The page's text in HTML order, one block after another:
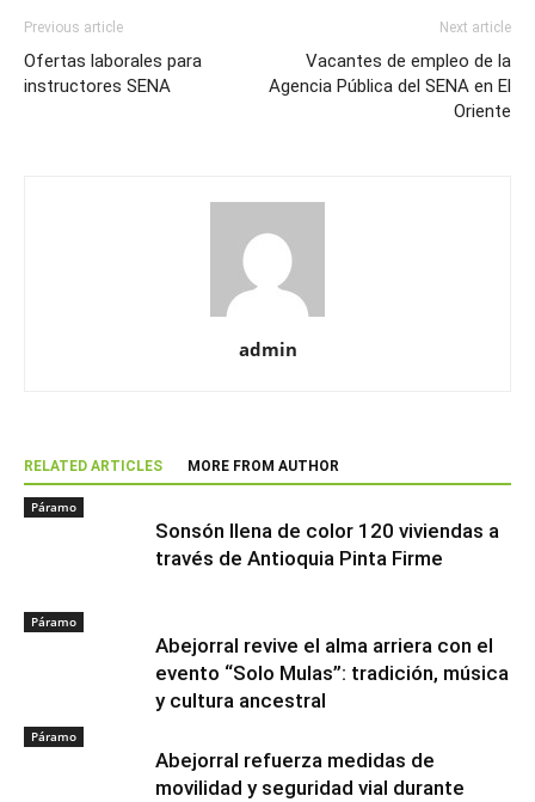
Previous article
Ofertas laborales para
instructores SENA
Next article
Vacantes de empleo de la
Agencia Pública del SENA en El
Oriente
admin
RELATED ARTICLES MORE FROM AUTHOR
Páramo
Sonsón llena de color 120 viviendas a
través de Antioquia Pinta Firme
Páramo
Abejorral revive el alma arriera con el
evento “Solo Mulas”: tradición, música
y cultura ancestral
Páramo
Abejorral refuerza medidas de
movilidad y seguridad vial durante